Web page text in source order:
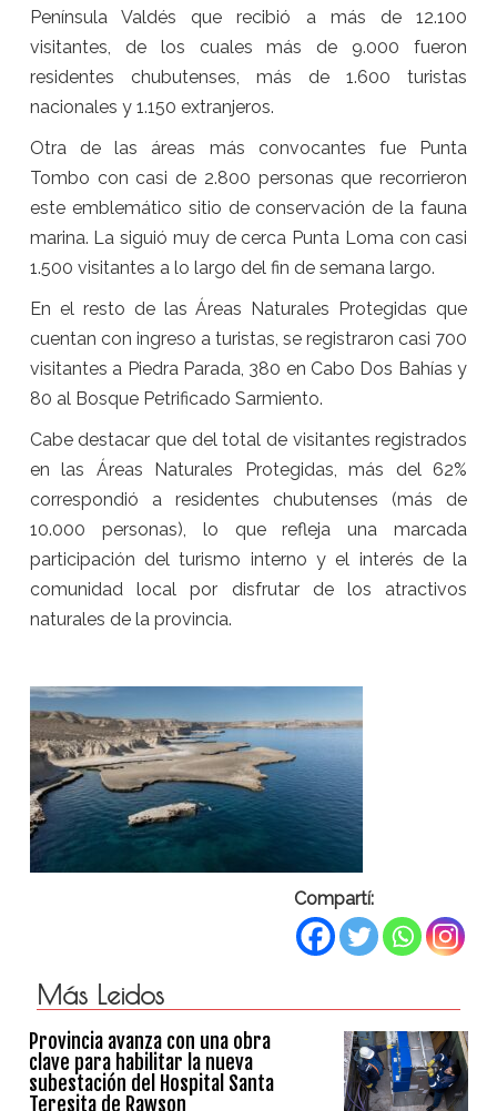
Península Valdés que recibió a más de 12.100
visitantes, de los cuales más de 9.000 fueron
residentes chubutenses, más de 1.600 turistas
nacionales y 1.150 extranjeros.
Otra de las áreas más convocantes fue Punta
Tombo con casi de 2.800 personas que recorrieron
este emblemático sitio de conservación de la fauna
marina. La siguió muy de cerca Punta Loma con casi
1.500 visitantes a lo largo del fin de semana largo.
En el resto de las Áreas Naturales Protegidas que
cuentan con ingreso a turistas, se registraron casi 700
visitantes a Piedra Parada, 380 en Cabo Dos Bahías y
80 al Bosque Petrificado Sarmiento.
Cabe destacar que del total de visitantes registrados
en las Áreas Naturales Protegidas, más del 62%
correspondió a residentes chubutenses (más de
10.000 personas), lo que refleja una marcada
participación del turismo interno y el interés de la
comunidad local por disfrutar de los atractivos
naturales de la provincia.
Compartí:
Más Leidos
Provincia avanza con una obra
clave para habilitar la nueva
subestación del Hospital Santa
Teresita de Rawson